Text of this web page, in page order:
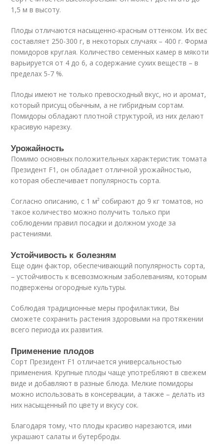
1,5 м в высоту.
Плоды отличаются насыщенно-красным оттенком. Их вес
составляет 250-300 г, в некоторых случаях – 400 г. Форма
помидоров круглая. Количество семенных камер в мякоти
варьируется от 4 до 6, а содержание сухих веществ – в
пределах 5-7 %.
Плоды имеют не только превосходный вкус, но и аромат,
который присущ обычным, а не гибридным сортам.
Помидоры обладают плотной структурой, из них делают
красивую нарезку.
Урожайность
Помимо основных положительных характеристик томата
Президент F1, он обладает отличной урожайностью,
которая обеспечивает популярность cорта.
Согласно описанию, с 1 м² собирают до 9 кг томатов, но
такое количество можно получить только при
соблюдении правил посадки и должном уходе за
растениями.
Устойчивость к болезням
Еще один фактор, обеспечивающий популярность сорта,
– устойчивость к всевозможным заболеваниям, которым
подвержены огородные культуры.
Соблюдая традиционные меры профилактики, Вы
сможете сохранить растения здоровыми на протяжении
всего периода их развития.
Применение плодов
Сорт Президент F1 отличается универсальностью
применения. Крупные плоды чаще употребляют в свежем
виде и добавляют в разные блюда. Мелкие помидоры
можно использовать в консервации, а также – делать из
них насыщенный по цвету и вкусу сок.
Благодаря тому, что плоды красиво нарезаются, ими
украшают салаты и бутерброды.